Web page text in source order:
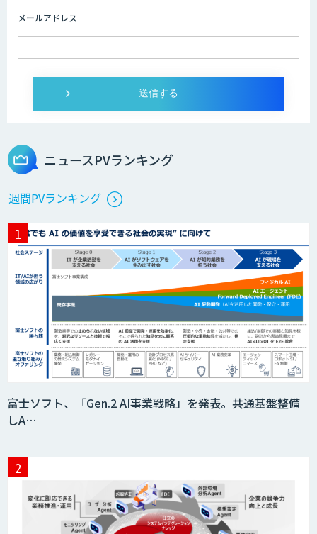
メールアドレス
ニュースPVランキング
週間PVランキング
富士ソフト、「Gen.2 AI事業戦略」を発表。共通基盤整備
しA…